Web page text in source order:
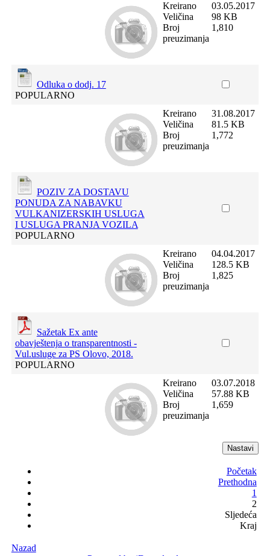
Kreirano
Veličina
Broj
preuzimanja
03.05.2017
98 KB
1,810
Odluka o dodj. 17
POPULARNO
Kreirano
Veličina
Broj
preuzimanja
31.08.2017
81.5 KB
1,772
POZIV ZA DOSTAVU
PONUDA ZA NABAVKU
VULKANIZERSKIH USLUGA
I USLUGA PRANJA VOZILA
POPULARNO
Kreirano
Veličina
Broj
preuzimanja
04.04.2017
128.5 KB
1,825
Sažetak Ex ante
obavještenja o transparentnosti -
Vul.usluge za PS Olovo, 2018.
POPULARNO
Kreirano
Veličina
Broj
preuzimanja
03.07.2018
57.88 KB
1,659
Početak
Prethodna
1
2
Sljedeća
Kraj
Nazad